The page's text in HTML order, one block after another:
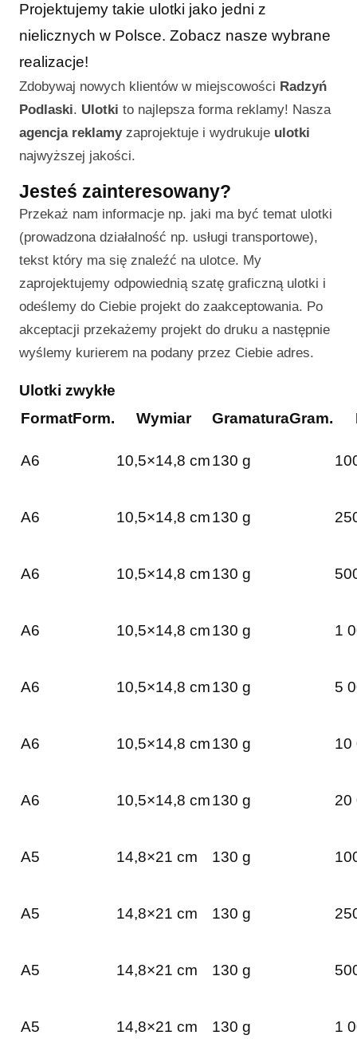
Projektujemy takie ulotki jako jedni z
nielicznych w Polsce. Zobacz nasze wybrane
realizacje!
Zdobywaj nowych klientów w miejscowości Radzyń
Podlaski. Ulotki to najlepsza forma reklamy! Nasza
agencja reklamyzaprojektuje i wydrukuje ulotki
najwyższej jakości.
Jesteś zainteresowany?
Przekaż nam informacje np. jaki ma być temat ulotki
(prowadzona działalność np. usługi transportowe),
tekst który ma się znaleźć na ulotce. My
zaprojektujemy odpowiednią szatę graficzną ulotki i
odeślemy do Ciebie projekt do zaakceptowania. Po
akceptacji przekażemy projekt do druku a następnie
wyślemy kurierem na podany przez Ciebie adres.
Ulotki zwykłe
FormatForm. Wymiar GramaturaGram.
A6 10,5×14,8 cm130 g
A6 10,5×14,8 cm130 g
A6 10,5×14,8 cm130 g
A6 10,5×14,8 cm130 g 1
A6 10,5×14,8 cm130 g 5
A6 10,5×14,8 cm130 g 10
A6 10,5×14,8 cm130 g 20
A5 14,8×21 cm 130 g
A5 14,8×21 cm 130 g
A5 14,8×21 cm 130 g
A5 14,8×21 cm 130 g 1